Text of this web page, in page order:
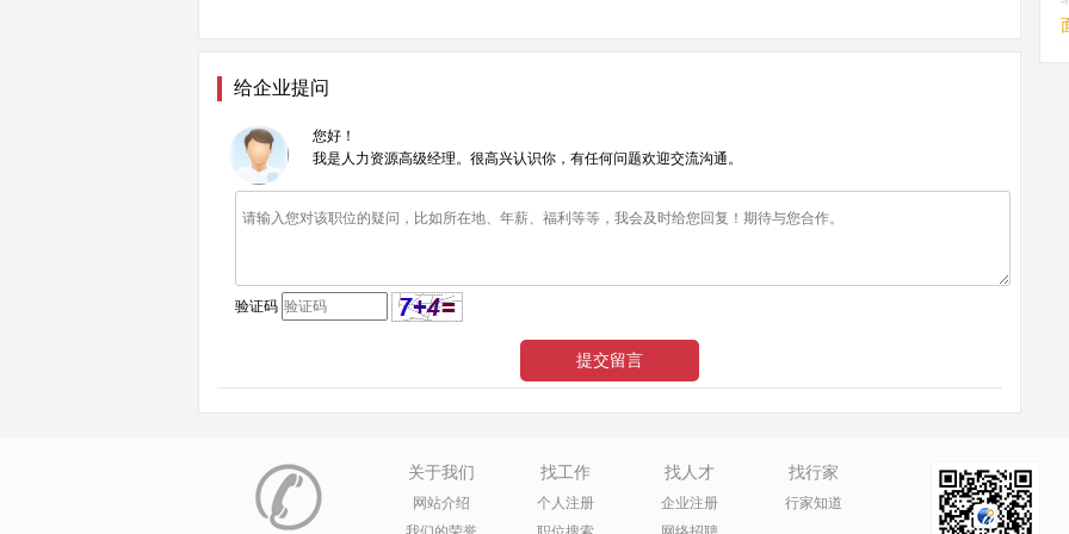
给企业提问
您好！
我是人力资源高级经理。很高兴认识你，有任何问题欢迎交流沟通。
验证码
关于我们
网站介绍
找工作
个人注册
找人才
企业注册
找行家
行家知道